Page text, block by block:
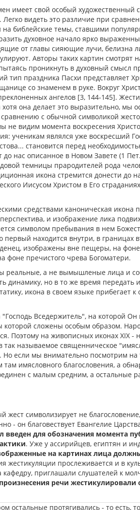
имеет свой особый художественный
видеть это различие при
библейские темы, ставшими
духовное начало ярко
от главы сияющие лучи, белизна
Авторы таких картин смотрят
проникнуть в духовный смысл
тип праздника Пасхи представляет
со знаменем в руке. Вокруг
ангелов [3, 144-145].
она делает это выразительно, мы
c обычной символикой
не видим момента воскресения
ученикам являлся уже воскресший
становится перед
нас описанное в Новом Завете (1
темницы прародителей рода
икона стремится донести до
Иисусом Христом в Его
средствами каноническая икона
и изображение лика
символом пребывания в нем
находится внутри, в границах
изображены вне пещеры, на
фоне пречистого чрева Богоматери.
реальные, а не вымышленые лица и
динамику, но в то же время передать
икона в своем языке прибегает к
Вседержитель", на которой Он
сложены особым образом.
Поэтому на живописных иконах XIX -
называемое священническое
Но если мы внимательно посмотрим
имясловного благословения, а
с малым средним, а остальные
символизирует не
- он благовествует Евангелие
для обозначения момента
. Уже у ассирийцев, египтян и
на картинах лица
жестикуляции прослеживается и в
приглашали слушателей к
речи жестикулировали